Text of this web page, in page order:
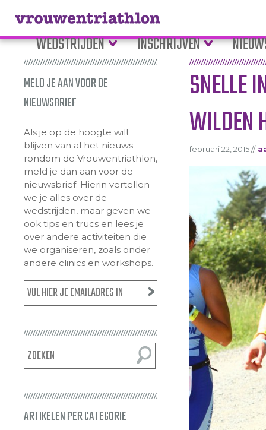
WEDSTRIJDEN INSCHRIJVEN
MELD JE AAN VOOR DE
NIEUWSBRIEF
Als je op de hoogte wilt
blijven van al het nieuws
rondom de Vrouwentriathlon,
meld je dan aan voor de
nieuwsbrief. Hierin vertellen
we je alles over de
wedstrijden, maar geven we
ook tips en trucs en lees je
over andere activiteiten die
we organiseren, zoals onder
andere clinics en workshops.
ARTIKELEN PER CATEGORIE
SNELLE
WILDEN
februari 22, 2015 //